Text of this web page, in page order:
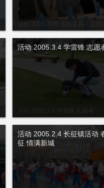
活动 2005.3.20 东视主持人见
活动 2005.3.4 学雷锋 志愿
活动 2005.2.4 长征镇活动
征 情满新城